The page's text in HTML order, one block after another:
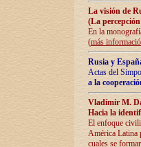
La visión de
(La
En la
(más
Rusia y
Actas del
a la
Vladímir M.
Hacia la
El enfoque
América Latina
cuales se